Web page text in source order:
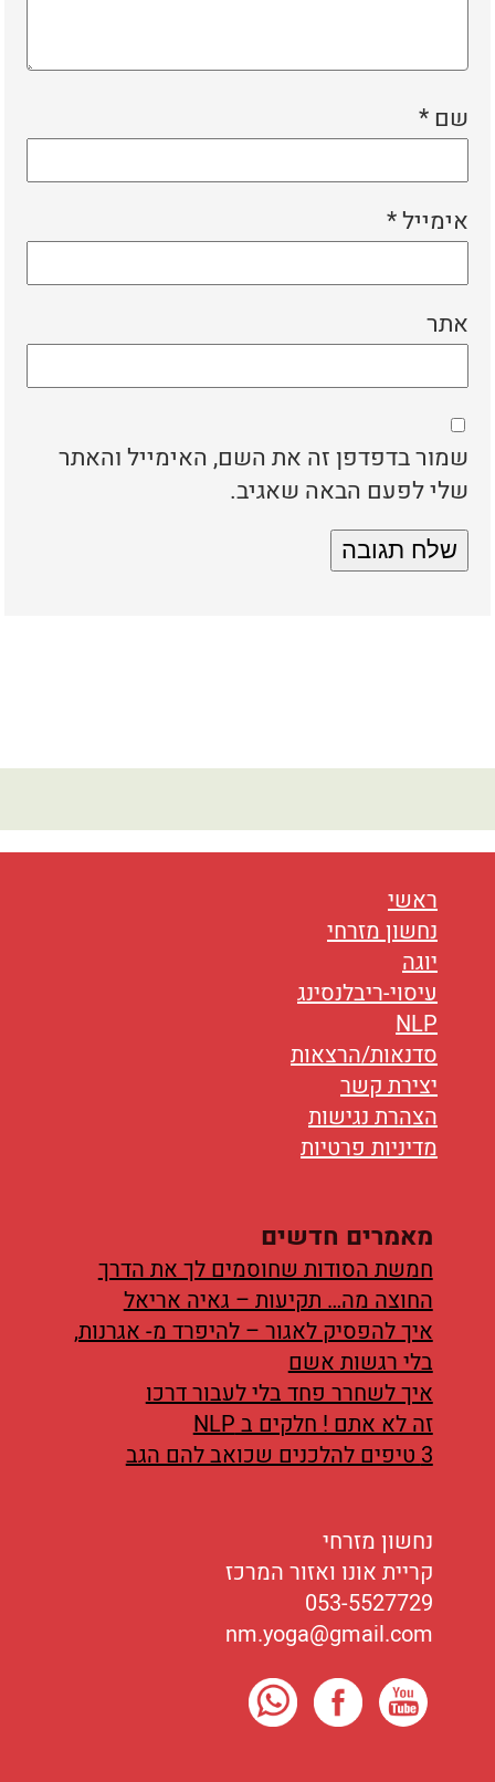
שם*
אימייל*
אתר
שמור בדפדפן זה את השם, האימייל והאתר
שלי לפעם הבאה שאגיב.
ראשי
נחשון מזרחי
יוגה
עיסוי-ריבלנסינג
NLP
סדנאות/הרצאות
יצירת קשר
הצהרת נגישות
מדיניות פרטיות
מאמרים חדשים
חמשת הסודות שחוסמים לך את הדרך
החוצה מה… תקיעות – גאיה אריאל
איך להפסיק לאגור – להיפרד מ- אגרנות,
בלי רגשות אשם
איך לשחרר פחד בלי לעבור דרכו
זה לא אתם ! חלקים ב NLP
3 טיפים להלכנים שכואב להם הגב
נחשון מזרחי
קריית אונו ואזור המרכז
053-5527729
nm.yoga@gmail.com